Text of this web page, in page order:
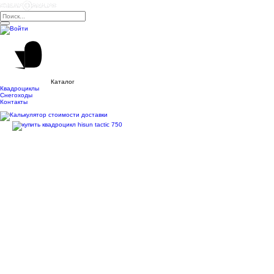
Каталог
Квадроциклы
Снегоходы
Контакты